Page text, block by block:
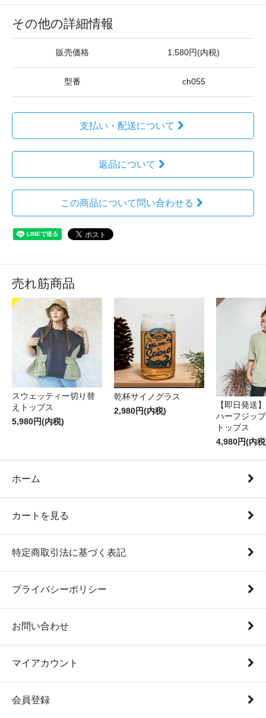
その他の詳細情報
販売価格 1,580円(内税)
型番 ch055
支払い・配送について
返品について
この商品について問い合わせる
売れ筋商品
スウェッティー切り替
えトップス
5,980円(内税)
乾杯サイノグラス
2,980円(内税)
【即日発送
ハーフジッ
トップス
4,980円(内
ホーム
カートを見る
特定商取引法に基づく表記
プライバシーポリシー
お問い合わせ
マイアカウント
会員登録